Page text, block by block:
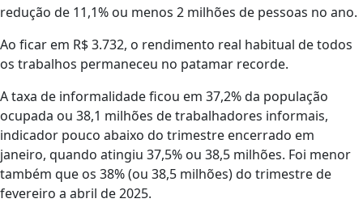
redução de 11,1% ou menos 2 milhões de pessoas no ano.
Ao ficar em R$ 3.732, o rendimento real habitual de todos
os trabalhos permaneceu no patamar recorde.
A taxa de informalidade ficou em 37,2% da população
ocupada ou 38,1 milhões de trabalhadores informais,
indicador pouco abaixo do trimestre encerrado em
janeiro, quando atingiu 37,5% ou 38,5 milhões. Foi menor
também que os 38% (ou 38,5 milhões) do trimestre de
fevereiro a abril de 2025.